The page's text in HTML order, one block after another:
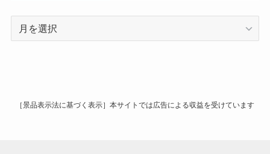
［景品表示法に基づく表示］本サイトでは広告による収益を受けています